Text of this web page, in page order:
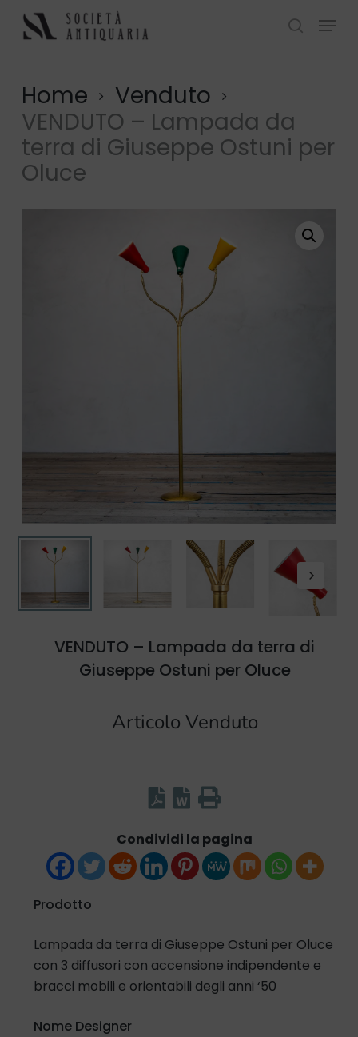
Skip
search
Menu
Home
Venduto
VENDUTO – Lampada da
terra di Giuseppe Ostuni per
Oluce
VENDUTO – Lampada da terra di
Giuseppe Ostuni per Oluce
Articolo Venduto
Condividi la pagina
Prodotto
Lampada da terra di Giuseppe Ostuni per Oluce
con 3 diffusori con accensione indipendente e
bracci mobili e orientabili degli anni ‘50
Nome Designer